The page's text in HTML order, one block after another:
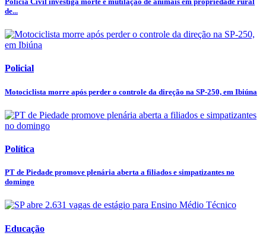
de...
Policial
Motociclista morre após perder o controle da direção na SP-250, em Ibiúna
Política
PT de Piedade promove plenária aberta a filiados e simpatizantes no
domingo
Educação